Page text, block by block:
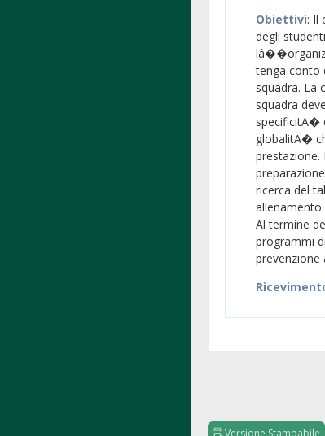
Obiettivi: Il
degli
tenga conto
squadra. La
squadra
globalitÃ�
prestazione.
ricerca del
Al termine
programmi